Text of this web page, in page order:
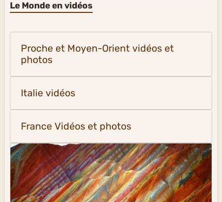
Le Monde en vidéos
Proche et Moyen-Orient vidéos et
photos
Italie vidéos
France Vidéos et photos